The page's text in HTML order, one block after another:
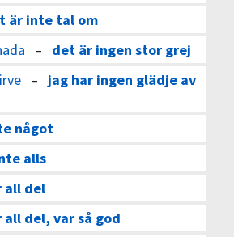
är inte tal om
– det är ingen stor grej
– jag har ingen glädje av
något
alls
all del
all del, var så god